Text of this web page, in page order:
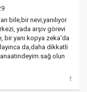
bile,bir nevi,yanılıyor
yada arşiv görevi
bir yanı kopya zeka'da
da,daha dikkatli
olun